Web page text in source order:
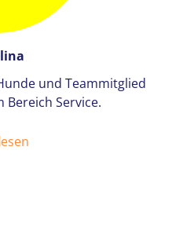
und Teammitglied
Bereich Service.